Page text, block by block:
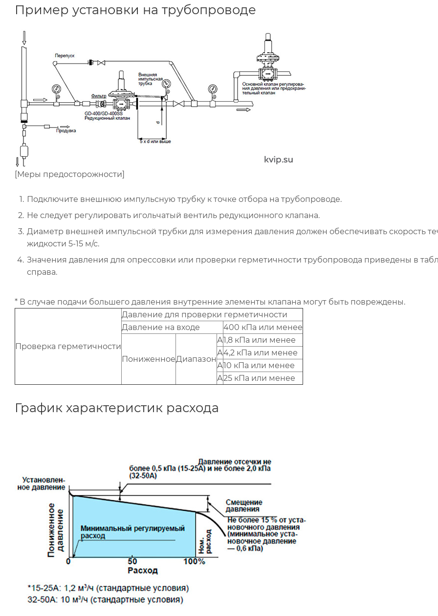
Пример установки на трубопроводе
[Меры предосторожности]
Подключите внешнюю импульсную трубку к точке отбора на трубопроводе.
Не следует регулировать игольчатый вентиль редукционного клапана.
Диаметр внешней импульсной трубки для измерения давления должен обеспечивать скорость
жидкости 5-15 м/с.
Значения давления для опрессовки или проверки герметичности трубопровода приведены в
справа.
* В случае подачи большего давления внутренние элементы клапана могут быть повреждены.
Проверка герметич­ности
Давление для проверки герметичности
Давление на входе
400 кПа или менее
ПониженноеДиапазон
А1,8 кПа или менее
А4,2 кПа или менее
А10 кПа или менее
А25 кПа или менее
График характеристик расхода